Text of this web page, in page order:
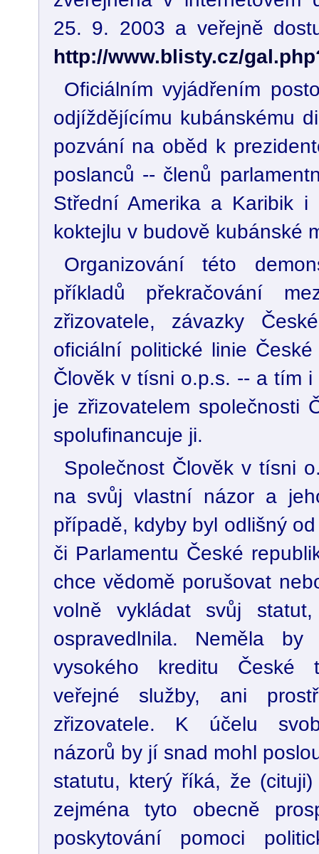
25. 9. 2003 a veřejně
http://www.blisty.cz/
Oficiálním vyjádřením
odjíždějícímu kubánskému
pozvání na oběd k
poslanců -- členů
Střední Amerika a Karibik i
koktejlu v budově kubánské
Organizování této
příkladů překračování
zřizovatele, závazky
oficiální politické linie
Člověk v tísni o.p.s. -- a tím
je zřizovatelem společnosti
spolufinancuje ji.
Společnost Člověk v tísni
na svůj vlastní názor a
případě, kdyby byl odlišný
či Parlamentu České
chce vědomě porušovat
volně vykládat svůj
ospravedlnila. Neměla
vysokého kreditu České
veřejné služby, ani
zřizovatele. K účelu
názorů by jí snad mohl
statutu, který říká, že
zejména tyto obecně
poskytování pomoci